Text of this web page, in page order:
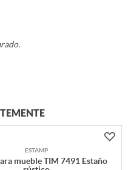
ESTAMP
mueble TIM 7491 Estaño